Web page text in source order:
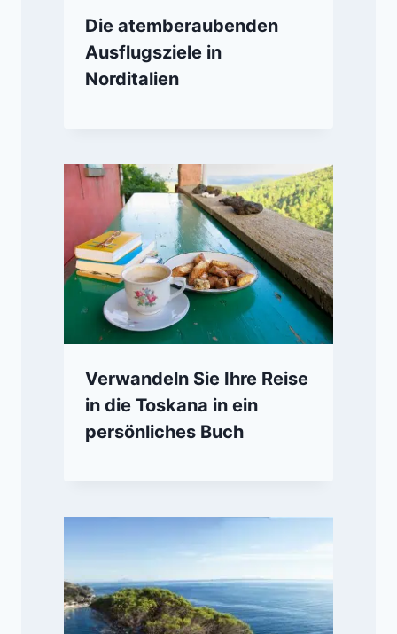
Die atemberaubenden
Ausflugsziele in
Norditalien
Verwandeln Sie Ihre Reise
in die Toskana in ein
persönliches Buch